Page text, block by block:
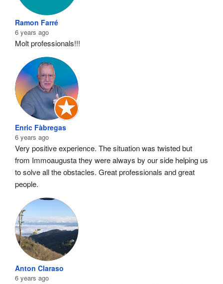
Ramon Farré
6 years ago
Molt professionals!!!
Enric Fàbregas
6 years ago
Very positive experience. The situation was twisted but
from Immoaugusta they were always by our side helping us
to solve all the obstacles. Great professionals and great
people.
Anton Claraso
6 years ago